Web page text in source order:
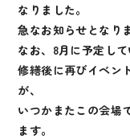
なりました。
急なお知らせとなり
なお、8月に予定し
修繕後に再びイベン
が、
いつかまたこの会場
ます。